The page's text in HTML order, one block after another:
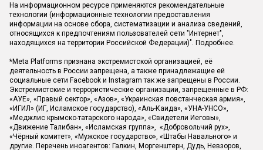
На информационном ресурсе применяются рекомендательные
технологии (информационные технологии предоставления
информации на основе сбора, систематизации и анализа сведений,
относящихся к предпочтениям пользователей сети "Интернет",
находящихся на территории Российской Федерации)". Подробнее.
*Meta Platforms признана экстремистской организацией, её
деятельность в России запрещена, а также принадлежащие ей
социальные сети Facebook и Instagram так же запрещены в России.
Экстремистские и террористические организации, запрещенные в РФ:
«АУЕ», «Правый сектор», «Азов», «Украинская повстанческая армия»,
«ИГИЛ» (ИГ, Исламское государство), «Аль-Каида», «УНА-УНСО»,
«Меджлис крымско-татарского народа», «Свидетели Иеговы»,
«Движение Талибан», «Исламская группа», «Добровольчий рух»,
«Чёрный комитет», «Мужское государство», «Штабы Навального» и
другие. Перечень иноагентов: Галкин, Моргенштерн, Дудь, Невзоров,